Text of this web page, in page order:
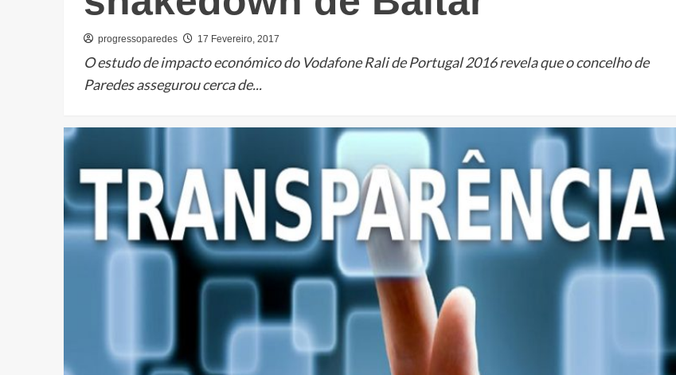
progressoparedes 17 Fevereiro, 2017
O estudo de impacto económico do Vodafone Rali de Portugal 2016 revela que o concelho de
Paredes assegurou cerca de...